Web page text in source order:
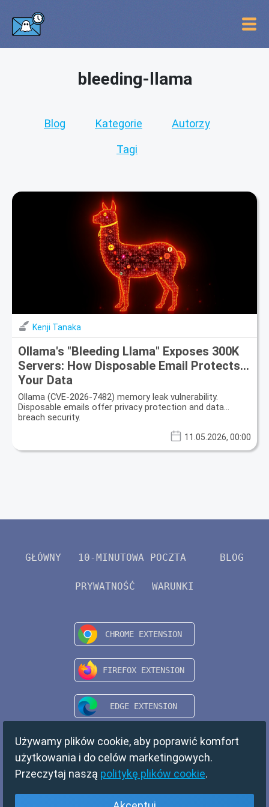
bleeding-llama
Blog Kategorie Autorzy
Tagi
Kenji Tanaka
Ollama's "Bleeding Llama" Exposes 300K
Servers: How Disposable Email Protects
Your Data
Ollama (CVE-2026-7482) memory leak vulnerability.
Disposable emails offer privacy protection and data
breach security.
11.05.2026, 00:00
GŁÓWNY 10-MINUTOWA POCZTA BLOG
PRYWATNOŚĆ WARUNKI
Używamy plików cookie, aby poprawić komfort
użytkowania i do celów marketingowych.
Przeczytaj naszą politykę plików cookie.